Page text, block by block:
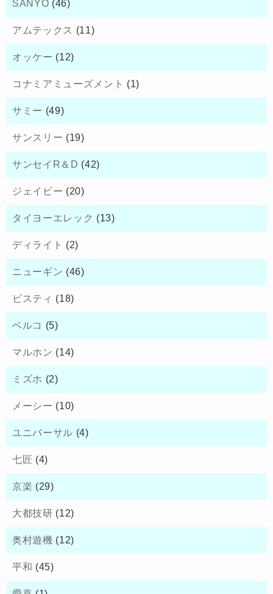
SANYO (46)
アムテックス (11)
オッケー (12)
コナミアミューズメント (1)
サミー (49)
サンスリー (19)
サンセイR＆D (42)
ジェイビー (20)
タイヨーエレック (13)
ディライト (2)
ニューギン (46)
ビスティ (18)
ベルコ (5)
マルホン (14)
ミズホ (2)
メーシー (10)
ユニバーサル (4)
七匠 (4)
京楽 (29)
大都技研 (12)
奥村遊機 (12)
平和 (45)